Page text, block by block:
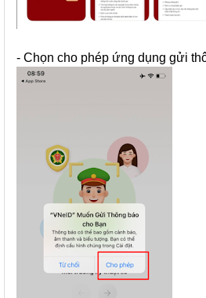
- Chọn cho phép ứng dụng gửi